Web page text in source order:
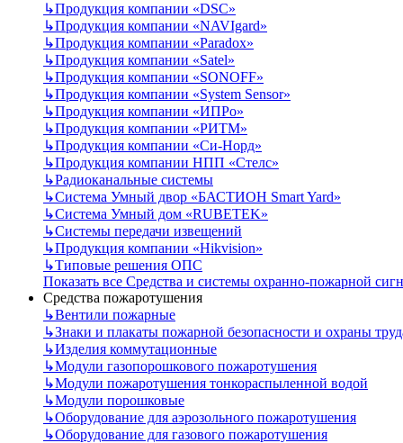
↳Продукция компании «DSC»
↳Продукция компании «NAVIgard»
↳Продукция компании «Paradox»
↳Продукция компании «Satel»
↳Продукция компании «SONOFF»
↳Продукция компании «System Sensor»
↳Продукция компании «ИПРо»
↳Продукция компании «РИТМ»
↳Продукция компании «Си-Норд»
↳Продукция компании НПП «Стелс»
↳Радиоканальные системы
↳Система Умный двор «БАСТИОН Smart Yard»
↳Система Умный дом «RUBETEK»
↳Системы передачи извещений
↳Продукция компании «Hikvision»
↳Типовые решения ОПС
Показать все Средства и системы охранно-пожарной
Средства пожаротушения
↳Вентили пожарные
↳Знаки и плакаты пожарной безопасности и охраны
↳Изделия коммутационные
↳Модули газопорошкового пожаротушения
↳Модули пожаротушения тонкораспыленной водой
↳Модули порошковые
↳Оборудование для аэрозольного пожаротушения
↳Оборудование для газового пожаротушения